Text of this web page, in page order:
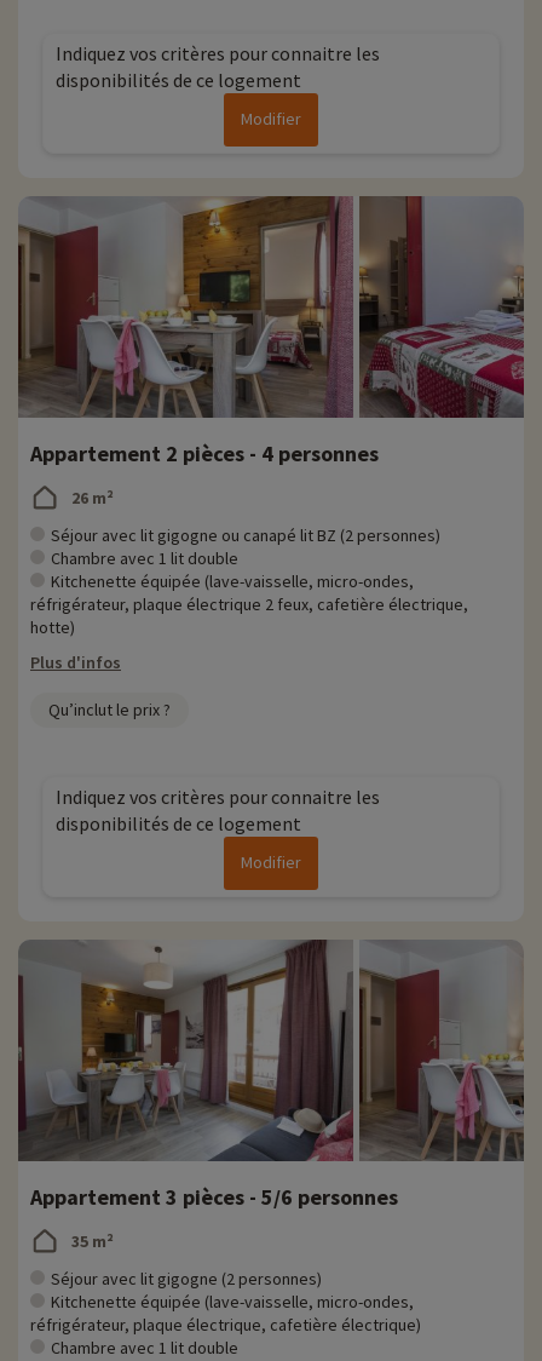
Indiquez vos critères pour connaitre les
disponibilités de ce logement
Modifier
Appartement 2 pièces - 4 personnes
26 m²
Séjour avec lit gigogne ou canapé lit BZ (2 personnes)
Chambre avec 1 lit double
Kitchenette équipée (lave-vaisselle, micro-ondes,
réfrigérateur, plaque électrique 2 feux, cafetière électrique,
hotte)
Plus d'infos
Qu’inclut le prix ?
Indiquez vos critères pour connaitre les
disponibilités de ce logement
Modifier
Appartement 3 pièces - 5/6 personnes
35 m²
Séjour avec lit gigogne (2 personnes)
Kitchenette équipée (lave-vaisselle, micro-ondes,
réfrigérateur, plaque électrique, cafetière électrique)
Chambre avec 1 lit double